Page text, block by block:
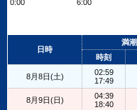
0:00
6:00
+
日時
満潮
時刻
8月8日(土)
02:59
17:49
8月9日(日)
04:39
18:40